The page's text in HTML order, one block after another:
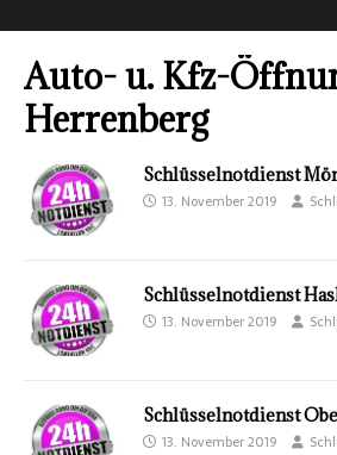
Auto- u. Kfz-
Herrenberg
Schlüsselnotdienst
13. November 2019
Schlüsselnotdienst
13. November 2019
Schlüsselnotdienst
13. November 2019